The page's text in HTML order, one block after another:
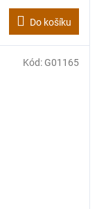
Do košíku
Kód: G01165